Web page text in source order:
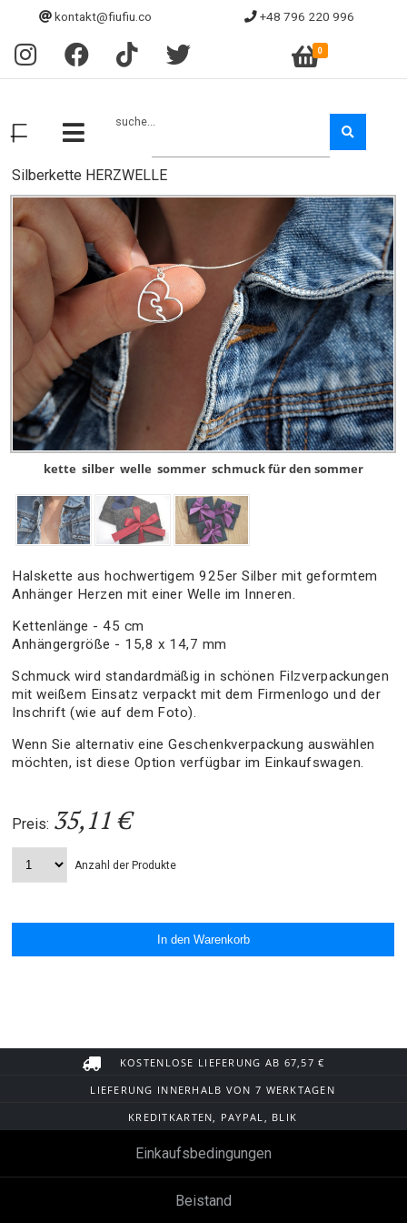
kontakt@fiufiu.co +48 796 220 996
0
suche...
Silberkette HERZWELLE
kette silber welle sommer schmuck für den sommer
Halskette aus hochwertigem 925er Silber mit geformtem
Anhänger Herzen mit einer Welle im Inneren.
Kettenlänge - 45 cm
Anhängergröße - 15,8 x 14,7 mm
Schmuck wird standardmäßig in schönen Filzverpackungen
mit weißem Einsatz verpackt mit dem Firmenlogo und der
Inschrift (wie auf dem Foto).
Wenn Sie alternativ eine Geschenkverpackung auswählen
möchten, ist diese Option verfügbar im Einkaufswagen.
Preis: 35,11 €
Anzahl der Produkte
KOSTENLOSE LIEFERUNG AB 67,57 €
LIEFERUNG INNERHALB VON 7 WERKTAGEN
KREDITKARTEN, PAYPAL, BLIK
Einkaufsbedingungen
Beistand